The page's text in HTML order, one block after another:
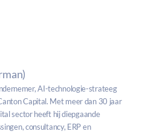
AI-technologie-strateeg
Capital. Met meer dan 30 jaar
sector heeft hij diepgaande
consultancy, ERP en